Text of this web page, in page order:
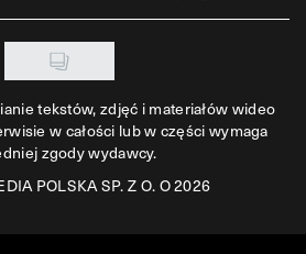
tekstów, zdjęć i materiałów wideo
w całości lub w części wymaga
zgody wydawcy.
POLSKA SP. Z O. O 2026